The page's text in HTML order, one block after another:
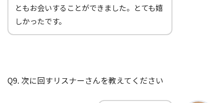
ともお会いすることができました。とても嬉
しかったです。
Q9. 次に回すリスナーさんを教えてください